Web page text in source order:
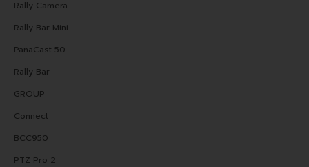
Rally Camera
Rally Bar Mini
PanaCast 50
Rally Bar
GROUP
Connect
BCC950
PTZ Pro 2